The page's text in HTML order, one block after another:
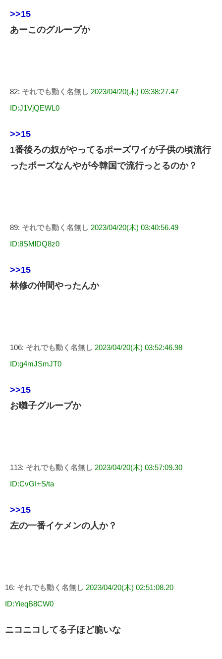
>>15
あーこのグループか
82: それでも動く名無し 2023/04/20(木) 03:38:27.47
ID:J1VjQEWL0
>>15
1番後ろの奴がやってるポーズワイが子供の頃流行
ったポーズなんやが今韓国で流行っとるのか？
89: それでも動く名無し 2023/04/20(木) 03:40:56.49
ID:8SMlDQ8z0
>>15
林修の仲間やったんか
106: それでも動く名無し 2023/04/20(木) 03:52:46.98
ID:g4mJSmJT0
>>15
お囃子グループか
113: それでも動く名無し 2023/04/20(木) 03:57:09.30
ID:CvGI+S/ta
>>15
左の一番イケメンの人か？
16: それでも動く名無し 2023/04/20(木) 02:51:08.20
ID:YieqB8CW0
ニコニコしてる子ほど脆いな